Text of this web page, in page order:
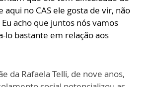
aqui no CAS ele gosta de vir, não
acho que juntos nós vamos
lo bastante em relação aos
da Rafaela Telli, de nove anos,